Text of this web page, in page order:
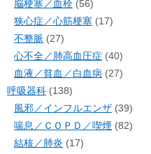
脳梗塞／血栓 (56)
狭心症／心筋梗塞 (17)
不整脈 (27)
心不全／肺高血圧症 (40)
血液／貧血／白血病 (27)
呼吸器科 (138)
風邪／インフルエンザ (39)
喘息／ＣＯＰＤ／喫煙 (82)
結核／肺炎 (17)